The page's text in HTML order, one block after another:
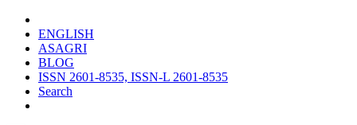
ENGLISH
ASAGRI
BLOG
ISSN 2601-8535, ISSN-L 2601-8535
Search